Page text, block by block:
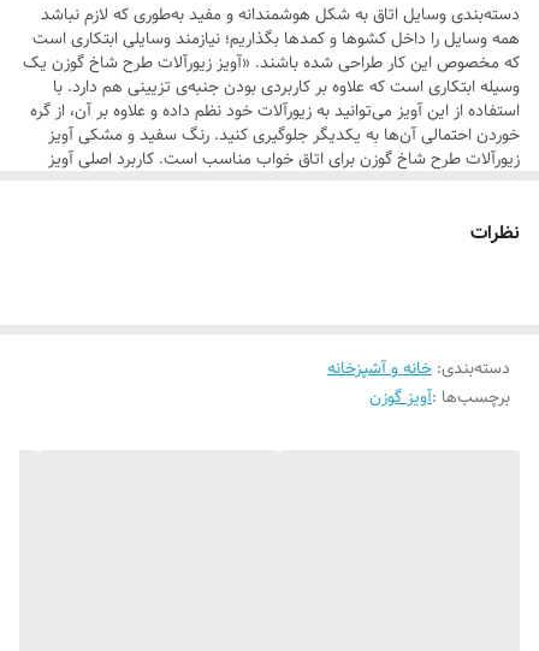
دسته‌بندی وسایل اتاق به شکل هوشمندانه و مفید به‌طوری که لازم نباشد
همه وسایل را داخل کشوها و کمدها بگذاریم؛ نیازمند وسایلی ابتکاری است
که مخصوص این کار طراحی شده باشند. «آویز زیورآلات طرح شاخ گوزن یک
وسیله ابتکاری است که علاوه بر کاربردی بودن جنبه‌ی تزیینی هم دارد. با
استفاده از این آویز می‌توانید به زیورآلات خود نظم داده و علاوه بر آن، از گره
خوردن احتمالی آن‌ها به یکدیگر جلوگیری کنید. رنگ سفید و مشکی آویز
زیورآلات طرح شاخ گوزن برای اتاق خواب مناسب است. کاربرد اصلی آویز
شاخه‌های آن پرنده و میوه‌های تزیینی آویزان کنید و حتی به عنوان ظرف
نظرات
دسته‌بندی: خانه و آشپزخانه
برچسب‌ها :آویز گوزن